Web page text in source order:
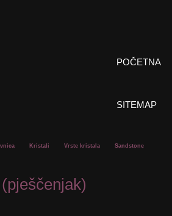
POČETNA
SITEMAP
Kristali Vrste kristala Sandstone